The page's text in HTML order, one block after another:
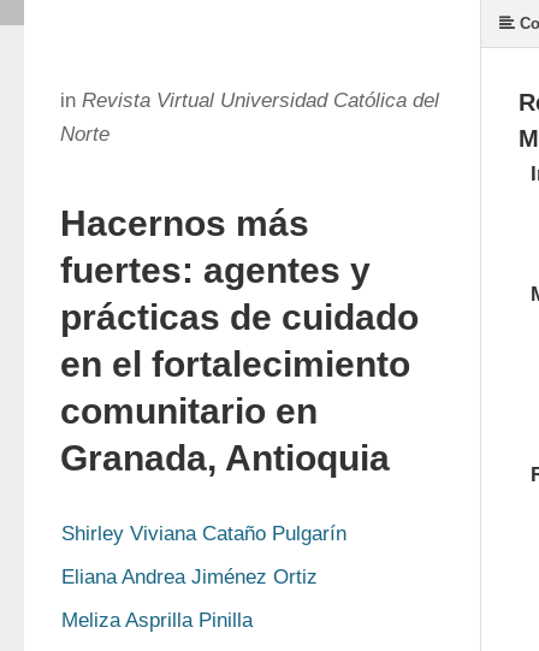
in Revista Virtual Universidad Católica del
Norte
Hacernos más
fuertes: agentes y
prácticas de cuidado
en el fortalecimiento
comunitario en
Granada, Antioquia
Shirley Viviana Cataño Pulgarín
Eliana Andrea Jiménez Ortiz
Meliza Asprilla Pinilla